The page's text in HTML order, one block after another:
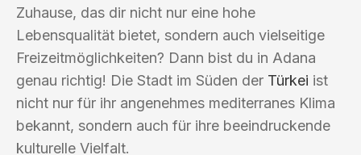
Zuhause, das dir nicht nur eine hohe
Lebensqualität bietet, sondern auch vielseitige
Freizeitmöglichkeiten? Dann bist du in Adana
genau richtig! Die Stadt im Süden der Türkei ist
nicht nur für ihr angenehmes mediterranes Klima
bekannt, sondern auch für ihre beeindruckende
kulturelle Vielfalt.